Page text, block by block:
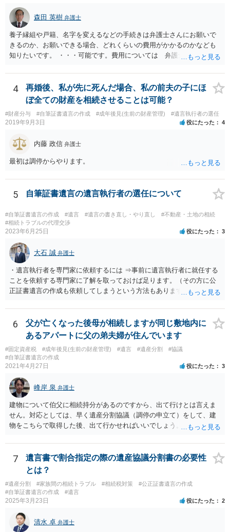
森田 英樹 弁護士
養子縁組や戸籍、名字を変えるなどの手続きは弁護士さんにお願いで
きるのか、お願いできる場合、どれくらいの費用がかかるのかなども
知りたいです。 ・・・可能です。費用については 弁護士と直接面談
ています。 やはり、成人した子のことまでごちゃごちゃ考えず、自分
の事だけ考えるべきなのでしょうか ・・・お子さんの事をまで含め良
い解決案があればお悩みになるのは当然と言えば当然のことです。 彼
と親子関係を結びたいと思っているが、名字は変えたくない・・・養
子縁組の必要があり 氏も変更することになります。 しかし 彼は成人
しているとは言え、自分の子と私の連れ子、全て平等にしたいと希
望。もちろん私もそうできればと思います。 ・・・婚姻前の契約 あ
るいは 遺言書などで その意思を実現する方法はあります。 弁護
士に相談してみてください。
4
再婚後、私が先に死んだ場合、私の前夫の子にほ
ぼ全ての財産を相続させることは可能？
#財産分与 #自筆証書遺言の作成 #成年後見(生前の財産管理) #遺言執行者の選任
2019年9月3日 役にたった 4
内藤 政信 弁護士
最初は調停からやります。
5 自筆証書遺言の遺言執行者の選任について
#自筆証書遺言の作成 #遺言 #遺言の書き直し・やり直し
#不動産・土地の相続
#相続トラブルの代理交渉
2023年6月25日 役にたった 3
大石 誠 弁護士
・遺言執行者を専門家に依頼するには ⇒事前に遺言執行者に就任する
ことを依頼する専門家に了解を取っておけば足ります。（その方に公
正証書遺言の作成も依頼してしまうという方法もあります） 事前に了
ません。 遺言執行者に就任し、遺言執行が完了したときの報酬だけ、
弁護士費用としてかかります。 ・亡くなった際に、法務局に預けた自
筆証書遺言の存在を親族がなかったものにされる可能性 ⇒自筆の遺言
書を法務局に保管した場合、死亡後、法務局に遺言書の有無を照会す
ることになりますので、「法務局に預けた自筆証書遺言の存在を親族
がなかったもの」にすることはできません。 存在をなかったものにす
がありえますが、その予防方法は、遺言者と面談してみないと判断が
難しいです。
6
父が亡くなった後母が相続しますが同じ敷地内に
あるアパートに父の弟夫婦が住んでいます
#固定資産税 #成年後見(生前の財産管理) #遺言 #遺産分割
#協議
#自筆証書遺言の作成
2021年4月27日 役にたった 3
峰岸 泉 弁護士
建物について伯父に相続持分があるのですから、出て行けとは言えま
せん。対応としては、早く遺産分割協議（調停の申立て）をして、建
物をこちらで取得した後、出て行かせればいいでしょう。 建物の固定
っていない部分については請求すればいいと思います。 なお、家賃に
ついては、お父様自身が遺産分割手続をしなかったのですから、あき
らめるしかないと思います。
7
遺言書で割合指定の際の遺産協議分割書の必要性
とは？
#遺産分割 #家族間の相続トラブル #相続税対策
#公正証書遺言の作成
#自筆証書遺言の作成
#遺言
2025年3月23日 役にたった 2
清水 卓 弁護士